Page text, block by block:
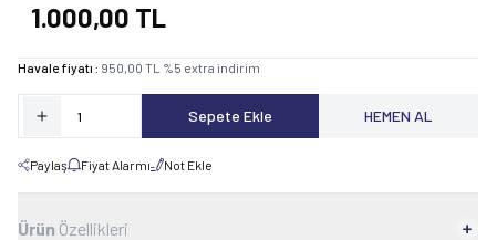
1.000,00 TL
Havale fiyatı : 950,00 TL %5 extra indirim
Sepete Ekle HEMEN AL
Paylaş Fiyat Alarmı Not Ekle
Ürün Özellikleri